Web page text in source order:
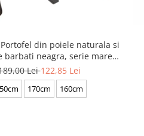
din poiele naturala si
barbati neagra, serie mare
A702-4.N_1379
Lei122,85 Lei
170cm 160cm